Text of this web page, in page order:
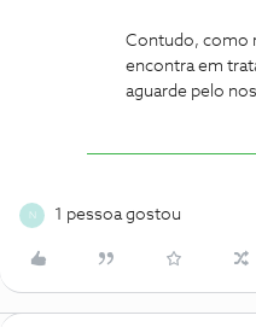
Contudo, como
encontra em
aguarde pelo
N 1 pessoa gostou